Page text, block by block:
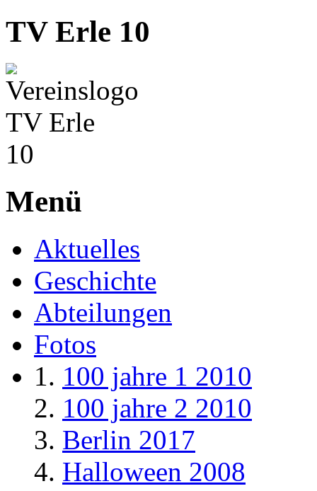
TV Erle 10
Menü
Aktuelles
Geschichte
Abteilungen
Fotos
100 jahre 1 2010
100 jahre 2 2010
Berlin 2017
Halloween 2008